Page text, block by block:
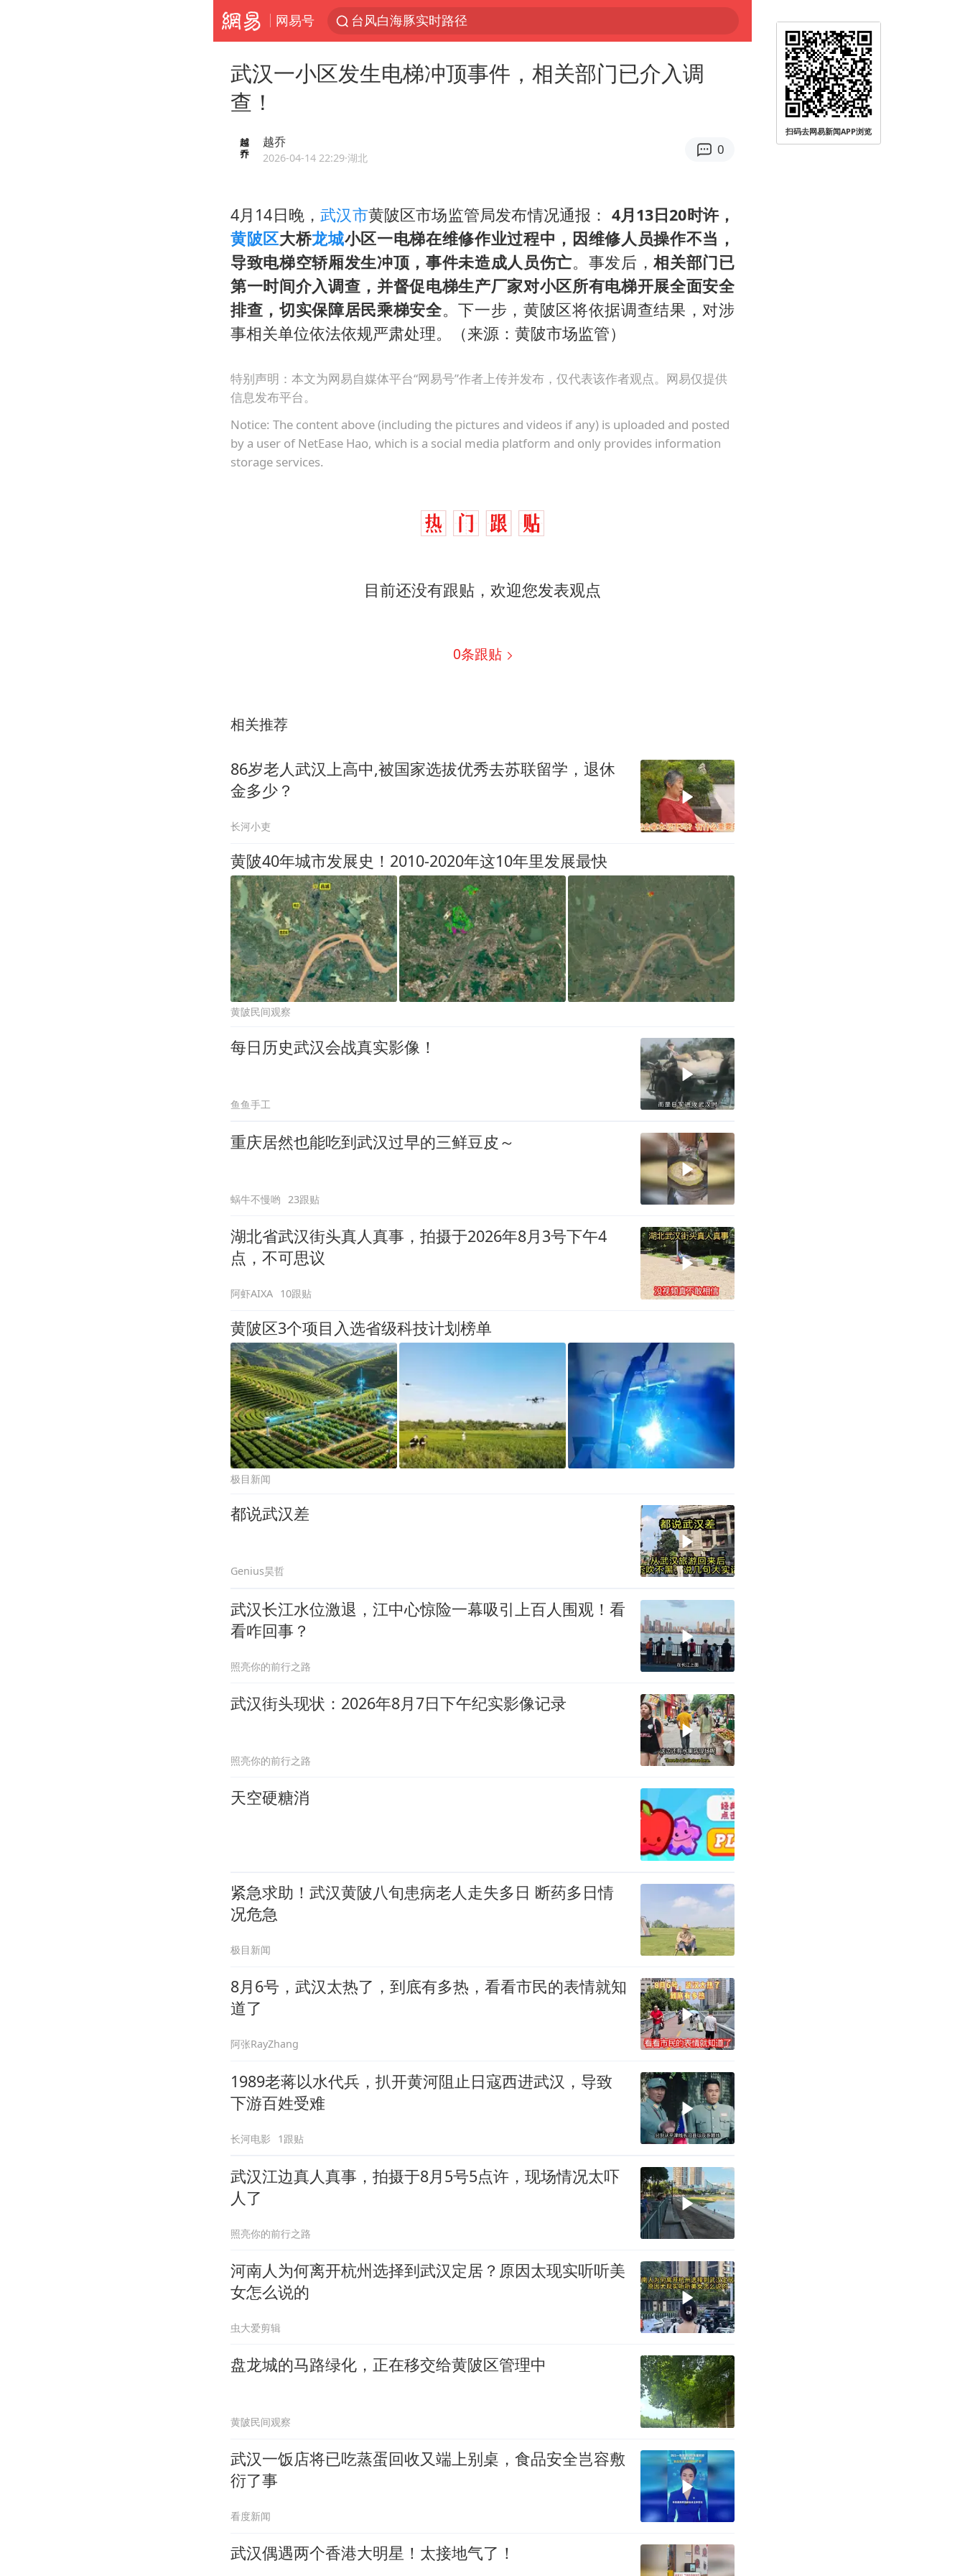
网易号
台风白海豚实时路径
秘鲁和墨西哥宣布恢复外交关系
全球首个长时储能一体化产业园量产
胜宏科技：股票交易异常波动
中巨芯：上半年归母净利润1405.77万元
美股存储板块集体大跌
U17国足点球大战淘汰河床晋级决赛
百花奖开幕式
老中医：立秋后养心是关键
我国外贸延续良好增长态势
夯实基础开新局
武汉一小区发生电梯冲顶事件，相关部门已介入调
查！
越乔
2026-04-14 22:29·湖北
0
4月14日晚，武汉市黄陂区市场监管局发布情况通报： 4月13日20时许，
黄陂区大桥龙城小区一电梯在维修作业过程中，因维修人员操作不当，
导致电梯空轿厢发生冲顶，事件未造成人员伤亡。事发后，相关部门已
第一时间介入调查，并督促电梯生产厂家对小区所有电梯开展全面安全
排查，切实保障居民乘梯安全。下一步，黄陂区将依据调查结果，对涉
事相关单位依法依规严肃处理。（来源：黄陂市场监管）
特别声明：本文为网易自媒体平台“网易号”作者上传并发布，仅代表该作者观点。网易仅提供
信息发布平台。
Notice: The content above (including the pictures and videos if any) is uploaded and posted
by a user of NetEase Hao, which is a social media platform and only provides information
storage services.
目前还没有跟贴，欢迎您发表观点
0条跟贴
相关推荐
86岁老人武汉上高中,被国家选拔优秀去苏联留学，退休
金多少？
长河小吏
黄陂40年城市发展史！2010-2020年这10年里发展最快
黄陂民间观察
每日历史武汉会战真实影像！
鱼鱼手工
重庆居然也能吃到武汉过早的三鲜豆皮～
蜗牛不慢哟 23跟贴
湖北省武汉街头真人真事，拍摄于2026年8月3号下午4
点，不可思议
阿虾AIXA 10跟贴
黄陂区3个项目入选省级科技计划榜单
极目新闻
都说武汉差
Genius昊哲
武汉长江水位激退，江中心惊险一幕吸引上百人围观！看
看咋回事？
照亮你的前行之路
武汉街头现状：2026年8月7日下午纪实影像记录
照亮你的前行之路
天空硬糖消
紧急求助！武汉黄陂八旬患病老人走失多日 断药多日情
况危急
极目新闻
8月6号，武汉太热了，到底有多热，看看市民的表情就知
道了
阿张RayZhang
1989老蒋以水代兵，扒开黄河阻止日寇西进武汉，导致
下游百姓受难
长河电影 1跟贴
武汉江边真人真事，拍摄于8月5号5点许，现场情况太吓
人了
照亮你的前行之路
河南人为何离开杭州选择到武汉定居？原因太现实听听美
女怎么说的
虫大爱剪辑
盘龙城的马路绿化，正在移交给黄陂区管理中
黄陂民间观察
武汉一饭店将已吃蒸蛋回收又端上别桌，食品安全岂容敷
衍了事
看度新闻
武汉偶遇两个香港大明星！太接地气了！
扫码去网易新闻APP浏览